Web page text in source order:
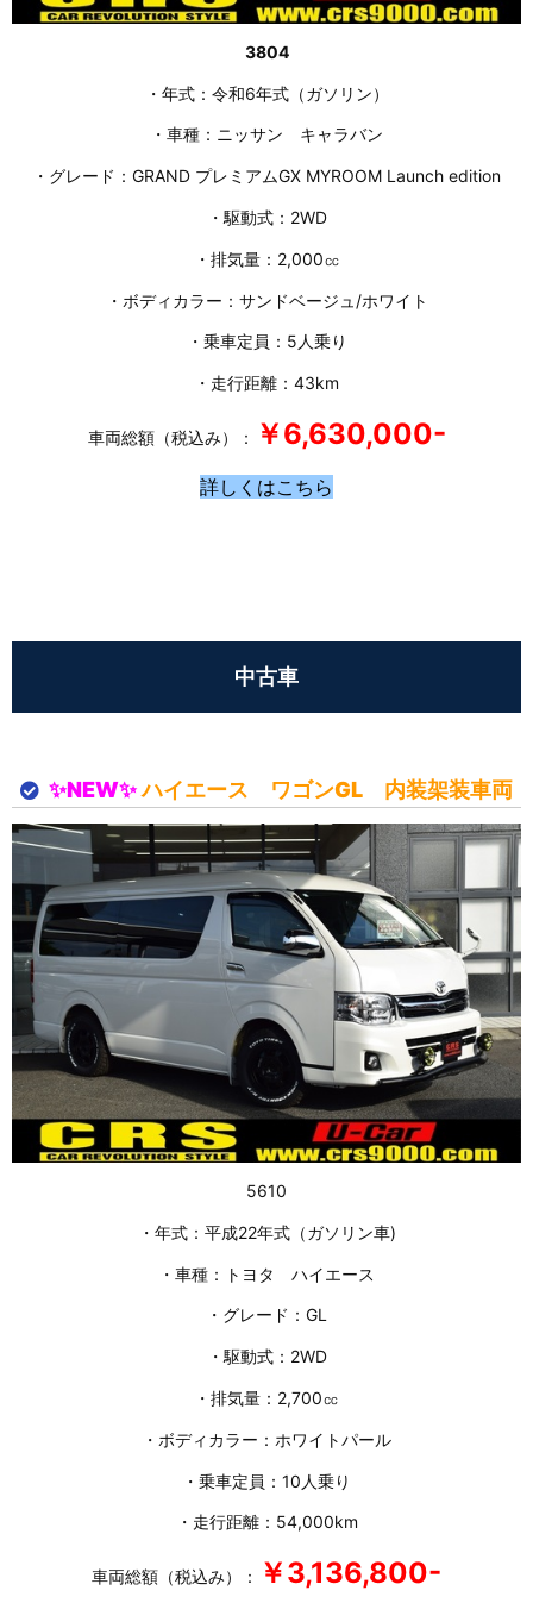
3804
・年式：令和6年式（ガソリン）
・車種：ニッサン キャラバン
・グレード：GRAND プレミアムGX MYROOM Launch edition
・駆動式：2WD
・排気量：2,000㏄
・ボディカラー：サンドベージュ/ホワイト
・乗車定員：5人乗り
・走行距離：43km
車両総額（税込み）： ￥6,630,000-
詳しくはこちら
中古車
✨NEW✨ハイエース ワゴンGL 内装架装車両
5610
・年式：平成22年式（ガソリン車)
・車種：トヨタ ハイエース
・グレード：GL
・駆動式：2WD
・排気量：2,700㏄
・ボディカラー：ホワイトパール
・乗車定員：10人乗り
・走行距離：54,000km
車両総額（税込み）： ￥3,136,800-